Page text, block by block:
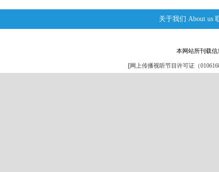
关于我们 About us
本网站所刊载
[网上传播视听节目许可证（